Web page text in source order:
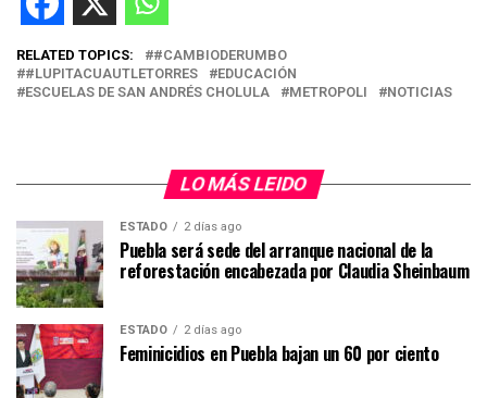
RELATED TOPICS:
#CAMBIODERUMBO
#LUPITACUAUTLETORRES
EDUCACIÓN
ESCUELAS DE SAN ANDRÉS CHOLULA
METROPOLI NOTICIAS
LO MÁS LEIDO
ESTADO 2 días ago
Puebla será sede del arranque nacional de la
reforestación encabezada por Claudia Sheinbaum
ESTADO 2 días ago
Feminicidios en Puebla bajan un 60 por ciento